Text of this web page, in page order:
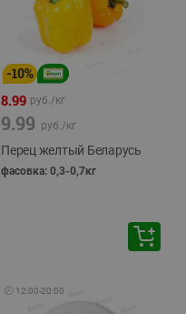
-10%
8.99 руб./кг
9.99 руб./кг
Перец желтый Беларусь
фасовка: 0,3-0,7кг
🕘 12:00-20:00